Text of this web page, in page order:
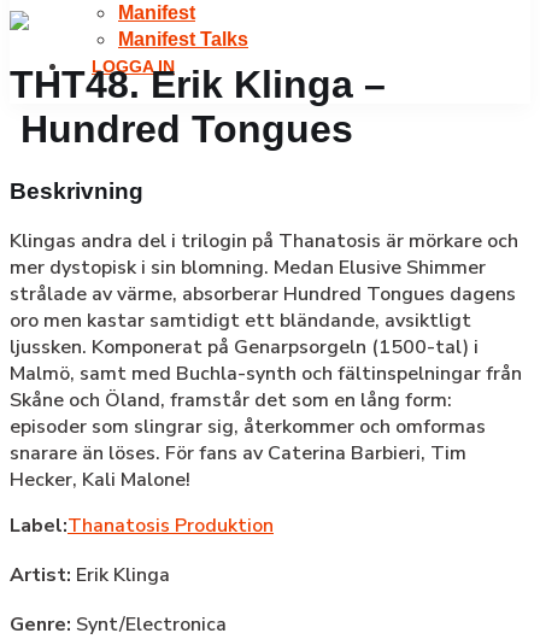
Manifest
Manifest Talks
LOGGA IN
THT48. Erik Klinga –
Hundred Tongues
Beskrivning
Klingas andra del i trilogin på Thanatosis är mörkare och
mer dystopisk i sin blomning. Medan Elusive Shimmer
strålade av värme, absorberar Hundred Tongues dagens
oro men kastar samtidigt ett bländande, avsiktligt
ljussken. Komponerat på Genarpsorgeln (1500-tal) i
Malmö, samt med Buchla-synth och fältinspelningar från
Skåne och Öland, framstår det som en lång form:
episoder som slingrar sig, återkommer och omformas
snarare än löses. För fans av Caterina Barbieri, Tim
Hecker, Kali Malone!
Label:Thanatosis Produktion
Artist: Erik Klinga
Genre: Synt/Electronica